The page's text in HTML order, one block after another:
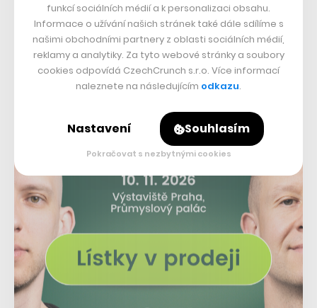
k práci v herním vývoji,“dodává Kubíček.
funkcí sociálních médií a k personalizaci obsahu.
Informace o užívání našich stránek také dále sdílíme s
našimi obchodními partnery z oblasti sociálních médií,
reklamy a analytiky. Za tyto webové stránky a soubory
cookies odpovídá CzechCrunch s.r.o. Více informací
naleznete na následujícím odkazu.
Nastavení Souhlasím
Pokračovat s nezbytnými cookies